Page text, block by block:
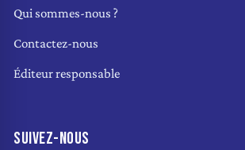
Qui sommes-nous ?
Contactez-nous
Éditeur responsable
SUIVEZ-NOUS